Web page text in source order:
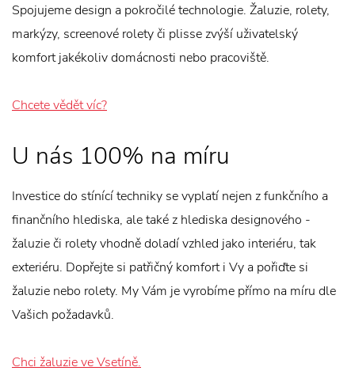
Spojujeme design a pokročilé technologie. Žaluzie, rolety,
markýzy, screenové rolety či plisse zvýší uživatelský
komfort jakékoliv domácnosti nebo pracoviště.
Chcete vědět víc?
U nás 100% na míru
Investice do stínící techniky se vyplatí nejen z funkčního a
finančního hlediska, ale také z hlediska designového -
žaluzie či rolety vhodně doladí vzhled jako interiéru, tak
exteriéru. Dopřejte si patřičný komfort i Vy a pořiďte si
žaluzie nebo rolety. My Vám je vyrobíme přímo na míru dle
Vašich požadavků.
Chci žaluzie ve Vsetíně.